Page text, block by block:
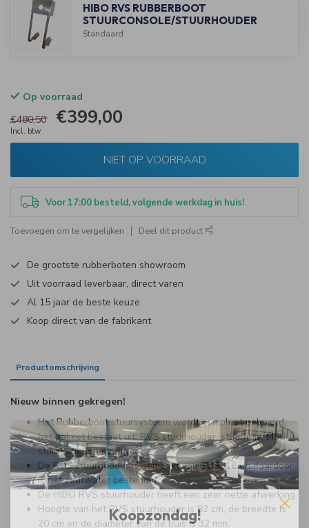
HIBO RVS RUBBERBOOT
STUURCONSOLE/STUURHOUDER
Standaard
Op voorraad
€480,50
€399,00
Incl. btw
NIET OP VOORRAAD
Voor 17:00 besteld, volgende werkdag in huis!
Toevoegen om te vergelijken Deel dit product
De grootste rubberboten showroom
Uit voorraad leverbaar, direct varen
Al 15 jaar de beste keuze
Koop direct van de fabrikant
Productomschrijving
Nieuw binnen gekregen!
Het Rubberboot stuursysteem wordt compleet geleverd,
het pakket bestaat uit: RVS stuurhouder, stuurhuis, M58
stuurkabel en stuurwiel.
De RVS stuurhouder is gemaakt van SUS316 en daardoor
is het zoutwater bestendig.
De HIBO RVS stuurhouder heeft een zeer nette afwerking.
Hoogte van het RVS stuurhouder is 82 cm, de breedte is
20 cm en de diameter van de buis is 32 mm.
Koopzondag!